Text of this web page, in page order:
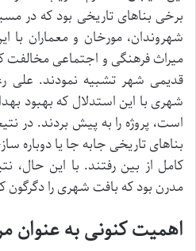
برخی بناهای تاریخی بود که در
شهروندان، مورخان و معماران با
میراث فرهنگی و اجتماعی مخالفت
قدیمی شهر تشبیه نمودند. علی
شهری با این استدلال که بهبود
است، پروژه را به پیش بردند. در
بناهای تاریخی جابه جا یا دوباره
کامل از بین رفتند. با این حال،
مدرن بود که بافت شهری را دگرگون
اهمیت کنونی به عنوان